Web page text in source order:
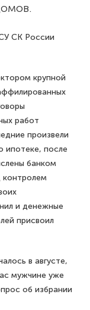
СК России
крупной
работ
произвели
ипотеке, после
банком
контролем
и денежные
присвоил
в августе,
мужчине уже
об избрании